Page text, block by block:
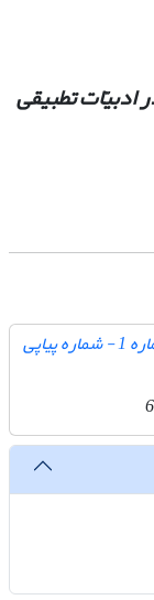
ادبیّات تطبیقی
دوره 18، شماره 1 - شماره پیاپی